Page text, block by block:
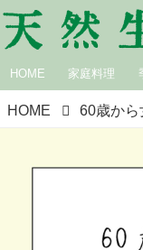
HOME 家庭料理
HOME